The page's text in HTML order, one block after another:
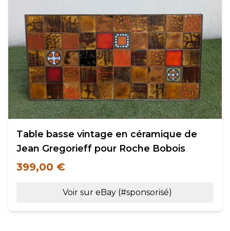
Table basse vintage en céramique de
Jean Gregorieff pour Roche Bobois
399,00 €
Voir sur eBay (#sponsorisé)